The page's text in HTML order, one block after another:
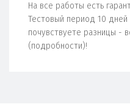
На все работы есть
Тестовый период 10
почувствуете разницы -
(подробности)!